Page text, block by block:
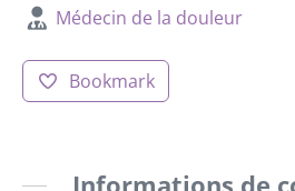
Médecin de la douleur
Bookmark